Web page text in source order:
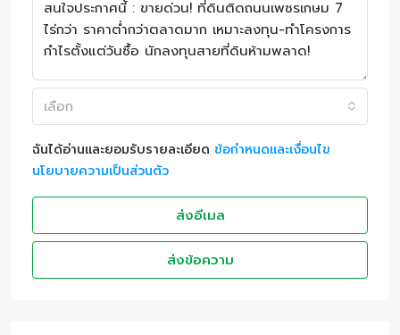
เลือก
ฉันได้อ่านและยอมรับรายละเอียด ข้อกำหนดและเงื่อนไข
นโยบายความเป็นส่วนตัว
ส่งอีเมล
ส่งข้อความ